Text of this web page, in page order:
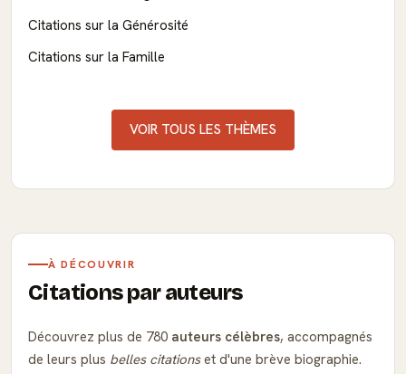
Citations sur la Générosité
Citations sur la Famille
VOIR TOUS LES THÈMES
À DÉCOUVRIR
Citations par auteurs
Découvrez plus de 780 auteurs célèbres, accompagnés
de leurs plus belles citationset d'une brève biographie.